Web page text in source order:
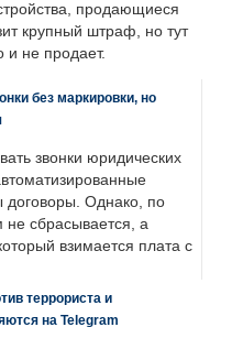
продающиеся
крупный штраф, но тут
и не продает.
без маркировки, но
звонки юридических
договоры. Однако, по
не сбрасывается, а
взимается плата с
террориста и
на Telegram